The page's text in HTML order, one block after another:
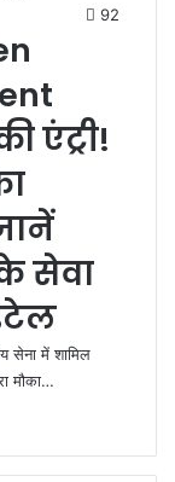
92
एंट्री!
सेवा
में शामिल
मौका…